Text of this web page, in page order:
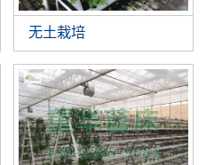
无土栽培